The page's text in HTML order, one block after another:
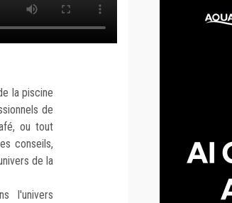
la piscine
de
ou tout
conseils,
de la
l'univers